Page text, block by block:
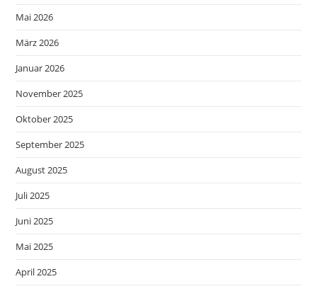
Mai 2026
März 2026
Januar 2026
November 2025
Oktober 2025
September 2025
August 2025
Juli 2025
Juni 2025
Mai 2025
April 2025